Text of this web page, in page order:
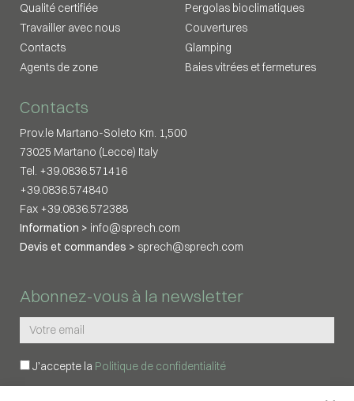
Qualité certifiée
Travailler avec nous
Contacts
Agents de zone
Pergolas bioclimatiques
Couvertures
Glamping
Baies vitrées et fermetures
Contacts
Prov.le Martano-Soleto Km. 1,500
73025 Martano (Lecce) Italy
Tel. +39.0836.571416
+39.0836.574840
Fax +39.0836.572388
Information > info@sprech.com
Devis et commandes > sprech@sprech.com
Abonnez-vous à la newsletter
J’accepte la Politique de confidentialité